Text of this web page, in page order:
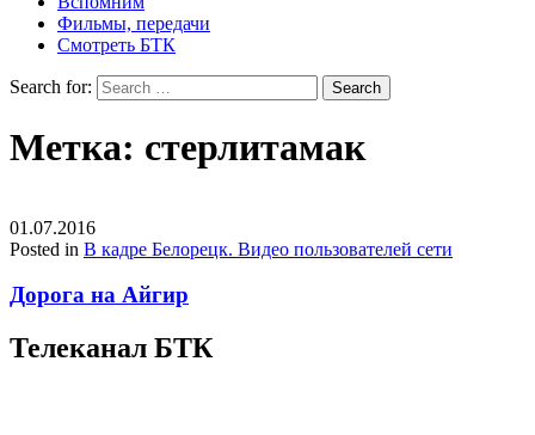
Фильмы, передачи
Смотреть БТК
Search for:
Метка: стерлитамак
01.07.2016
Posted in В кадре Белорецк. Видео пользователей сети
Дорога на Айгир
Телеканал БТК